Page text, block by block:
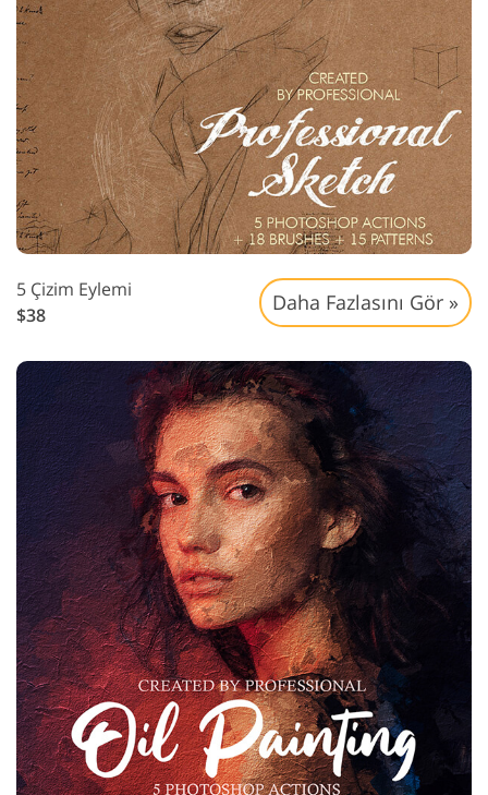
5 Çizim Eylemi
$38
Daha Fazlasını Gör »